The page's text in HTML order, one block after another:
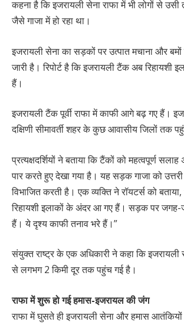
कहना है कि इजरायली सेना राफा में भी लोगों से
जैसे गाजा में हो रहा था।
इजरायली सेना का सड़कों पर उत्पात मचाना और बमों
जारी है। रिपोर्ट है कि इजरायली टैंक अब रिहायशी
हैं।
इजरायली टैंक पूर्वी राफा में काफी आगे बढ़ गए हैं।
दक्षिणी सीमावर्ती शहर के कुछ आवासीय जिलों तक
प्रत्यक्षदर्शियों ने बताया कि टैंकों को महत्वपूर्ण
पार करते हुए देखा गया है। यह सड़क गाजा को
विभाजित करती है। एक व्यक्ति ने रॉयटर्स को
रिहायशी इलाकों के अंदर आ गए हैं। सड़क पर जगह-
हैं। ये दृश्य काफी तनाव भरे हैं।”
संयुक्त राष्ट्र के एक अधिकारी ने कहा कि इजरायली
से लगभग 2 किमी दूर तक पहुंच गई है।
राफा में शुरू हो गई हमास-इजरायल की जंग
राफा में घुसते ही इजरायली सेना और हमास